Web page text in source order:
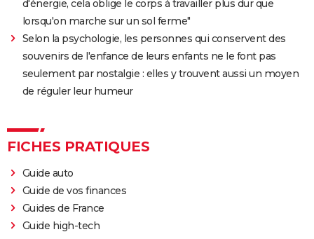
d'énergie, cela oblige le corps à travailler plus dur que
lorsqu'on marche sur un sol ferme"
Selon la psychologie, les personnes qui conservent des
souvenirs de l'enfance de leurs enfants ne le font pas
seulement par nostalgie : elles y trouvent aussi un moyen
de réguler leur humeur
FICHES PRATIQUES
Guide auto
Guide de vos finances
Guides de France
Guide high-tech